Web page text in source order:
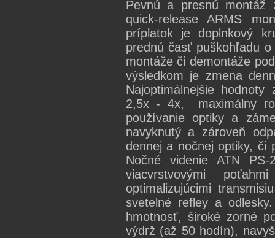
Pevnú a presnú montáž
quick-release ARMS
príplatok je doplnkový
prednú časť puškohľadu
montáže či demontáže
výsledkom je zmena
Najoptimálnejšie
2,5x - 4x, maximálny
používanie optiky a
navyknutý a zároveň
dennej a nočnej optiky, či
Nočné videnie ATN PS-
viacvrstvovými
optimalizujúcimi
svetelné refley a
hmotnosť, široké zorné
výdrž (až 50 hodín),